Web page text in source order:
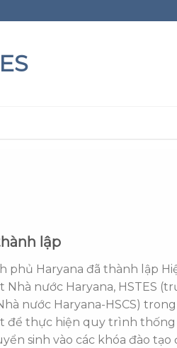
lập
phủ Haryana đã thành lập
Nhà nước Haryana, HSTES
nước Haryana-HSCS)
để thực hiện quy trình thống
sinh vào các khóa đào tạo